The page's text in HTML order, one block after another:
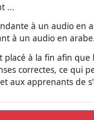
...
à un audio en
à un audio en
placé à la fin afin
correctes, ce qui
aux apprenants de